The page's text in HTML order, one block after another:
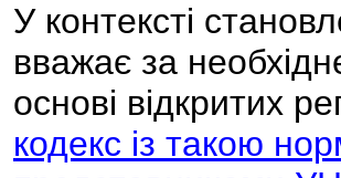
У контексті
вважає за
основі відкритих
кодекс із такою